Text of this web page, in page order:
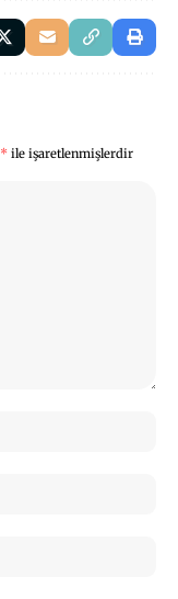
* ile işaretlenmişlerdir